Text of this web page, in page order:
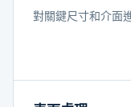
對關鍵尺寸和介面